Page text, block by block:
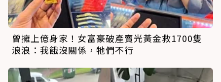
曾擁上億身家！女富豪破產賣光黃金救1700隻
浪浪：我餓沒關係，牠們不行